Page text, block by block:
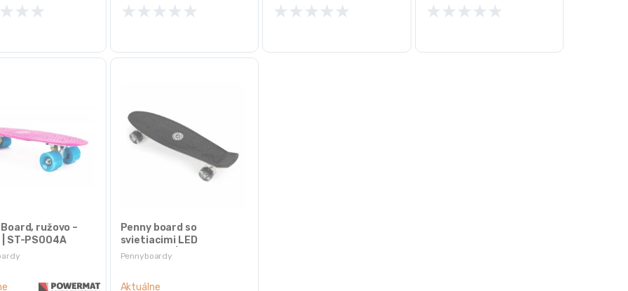
★ ★ ★ ★ ★ ★ ★ ★ ★ ★ ★ ★ ★ ★ ★ ★ ★ ★
Board, ružovo –
ST-PS004A
Pennyboardy
Penny board so
svietiacimi LED
kolieskami | čierny
Aktuálne